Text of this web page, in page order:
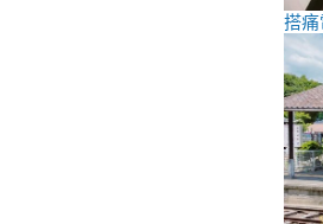
搭